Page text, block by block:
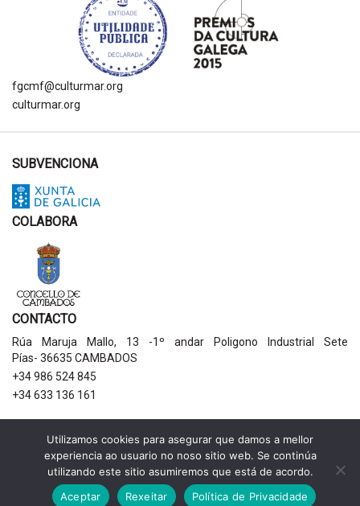
fgcmf@culturmar.org
culturmar.org
SUBVENCIONA
COLABORA
CONTACTO
Rúa Maruja Mallo, 13 -1º andar Poligono Industrial Sete
Pías- 36635 CAMBADOS
+34 986 524 845
+34 633 136 161
AVISOS LEGAIS
Política de privacidade
Aviso legal
Política de cookies
Utilizamos cookies para asegurar que damos a mellor
experiencia ao usuario no noso sitio web. Se continúa
utilizando este sitio asumiremos que está de acordo.
Aceptar
Rexeitar Política de Privacidade